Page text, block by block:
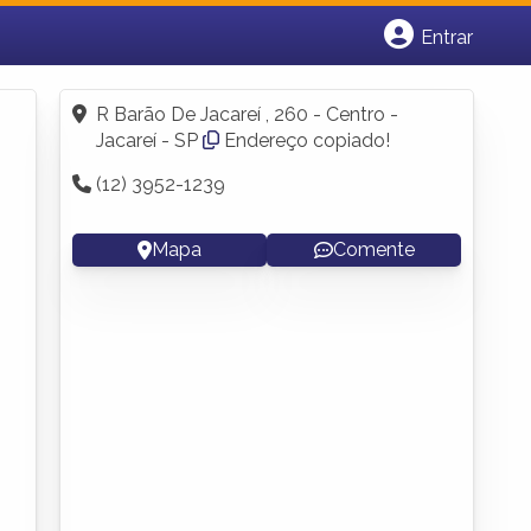
Entrar
Fazer login
Criar conta
R Barão De Jacareí , 260 - Centro -
Jacareí - SP
Endereço copiado!
(12) 3952-1239
Mapa Comente